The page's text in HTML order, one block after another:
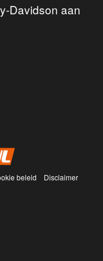
Davidson aan
beleid
Disclaimer